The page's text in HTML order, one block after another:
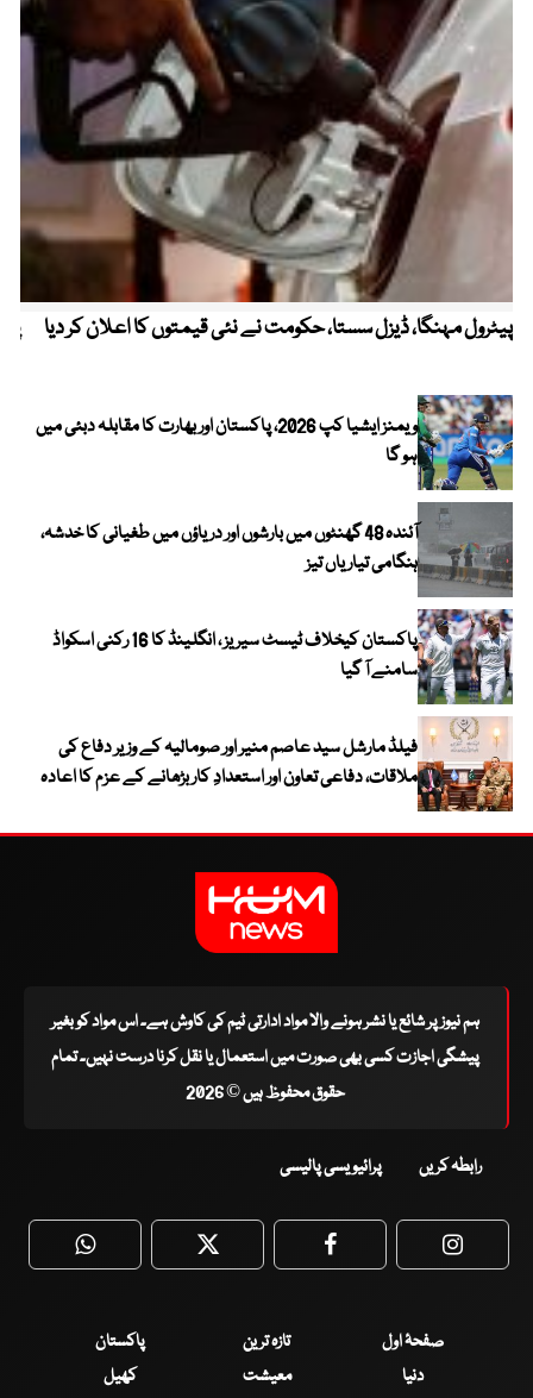
پیٹرول مہنگا، ڈیزل سستا، حکومت نے نئی قیمتوں کا اعلان کر دیا
ویمنز ایشیا کپ 2026، پاکستان اور بھارت کا مقابلہ دبئی میں
ہو گا
آئندہ 48 گھنٹوں میں بارشوں اور دریاؤں میں طغیانی کا خدشہ،
ہنگامی تیاریاں تیز
پاکستان کیخلاف ٹیسٹ سیریز ، انگلینڈ کا 16 رکنی اسکواڈ
سامنے آ گیا
فیلڈ مارشل سید عاصم منیر اور صومالیہ کے وزیر دفاع کی
ملاقات، دفاعی تعاون اور استعدادِ کار بڑھانے کے عزم کا اعادہ
ہم نیوز پر شائع یا نشر ہونے والا مواد ادارتی ٹیم کی کاوش ہے۔ اس مواد کو بغیر
پیشگی اجازت کسی بھی صورت میں استعمال یا نقل کرنا درست نہیں۔ تمام
حقوق محفوظ ہیں © 2026
رابطہ کریں پرائیویسی پالیسی
WhatsApp Twitter Facebook
صفحۂ اول تازہ ترین
پاکستان
دنیا
معیشت
کھیل